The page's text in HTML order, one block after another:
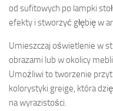
od sufitowych po lampki
efekty i stworzyć głębię w
Umieszczaj oświetlenie w
obrazami lub w okolicy
Umożliwi to tworzenie
kolorystyki greige, która
na wyrazistości.